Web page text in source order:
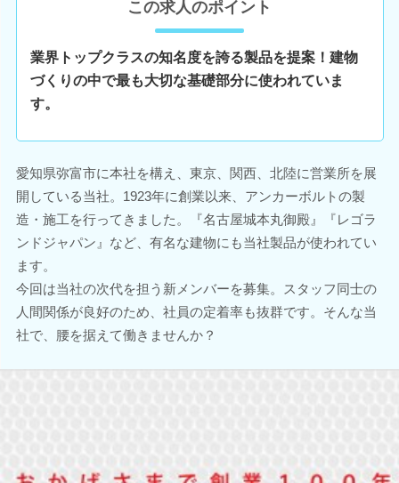
この求人のポイント
業界トップクラスの知名度を誇る製品を提案！建物
づくりの中で最も大切な基礎部分に使われていま
す。
愛知県弥富市に本社を構え、東京、関西、北陸に営業所を展
開している当社。1923年に創業以来、アンカーボルトの製
造・施工を行ってきました。『名古屋城本丸御殿』『レゴラ
ンドジャパン』など、有名な建物にも当社製品が使われてい
ます。
今回は当社の次代を担う新メンバーを募集。スタッフ同士の
人間関係が良好のため、社員の定着率も抜群です。そんな当
社で、腰を据えて働きませんか？